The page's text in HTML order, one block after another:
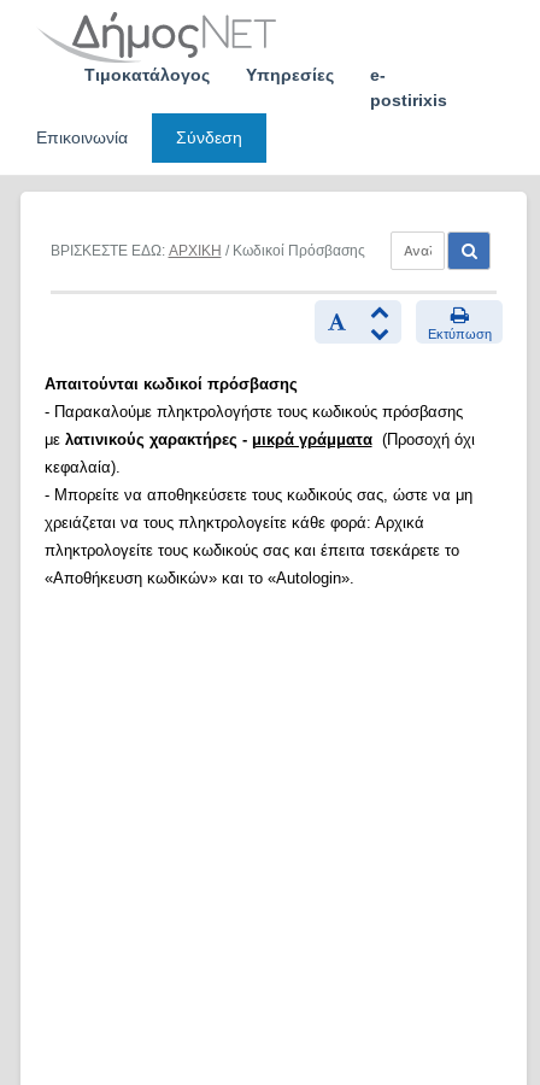
Τιμοκατάλογος Υπηρεσίες
e-
postirixis
Επικοινωνία
Σύνδεση
ΒΡΙΣΚΕΣΤΕ ΕΔΩ: ΑΡΧΙΚΗ / Κωδικοί Πρόσβασης
Εκτύπωση
Απαιτούνται κωδικοί πρόσβασης
- Παρακαλούμε πληκτρολογήστε τους κωδικούς πρόσβασης
με λατινικούς χαρακτήρες - μικρά γράμματα(Προσοχή όχι
κεφαλαία).
- Μπορείτε να αποθηκεύσετε τους κωδικούς σας, ώστε να μη
χρειάζεται να τους πληκτρολογείτε κάθε φορά: Αρχικά
πληκτρολογείτε τους κωδικούς σας και έπειτα τσεκάρετε το
«Αποθήκευση κωδικών» και το «Autologin».